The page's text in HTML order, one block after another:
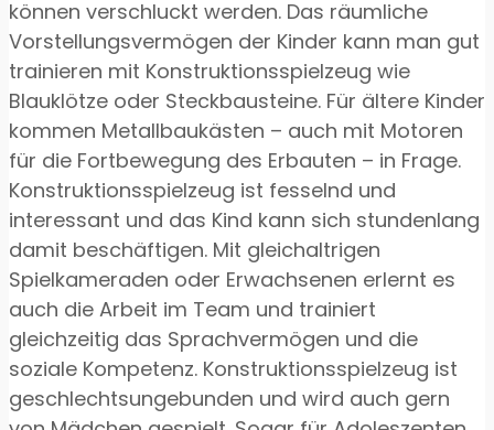
können verschluckt werden. Das räumliche
Vorstellungsvermögen der Kinder kann man gut
trainieren mit Konstruktionsspielzeug wie
Blauklötze oder Steckbausteine. Für ältere Kinder
kommen Metallbaukästen – auch mit Motoren
für die Fortbewegung des Erbauten – in Frage.
Konstruktionsspielzeug ist fesselnd und
interessant und das Kind kann sich stundenlang
damit beschäftigen. Mit gleichaltrigen
Spielkameraden oder Erwachsenen erlernt es
auch die Arbeit im Team und trainiert
gleichzeitig das Sprachvermögen und die
soziale Kompetenz. Konstruktionsspielzeug ist
geschlechtsungebunden und wird auch gern